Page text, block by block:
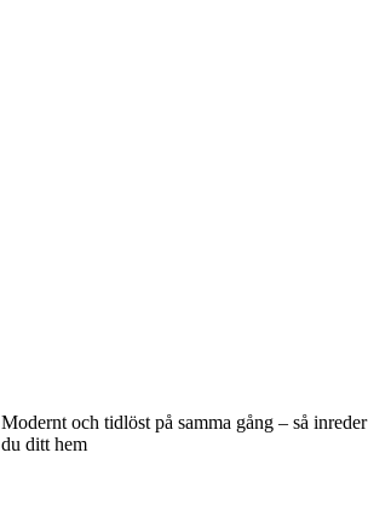
Modernt och tidlöst på samma gång – så inreder
du ditt hem